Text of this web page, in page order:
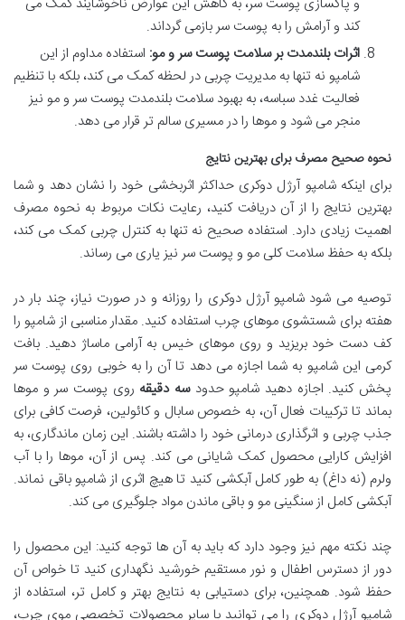
کند و آرامش را به پوست سر بازمی گرداند.
اثرات بلندمدت بر سلامت پوست سر و مو: استفاده مداوم از این
شامپو نه تنها به مدیریت چربی در لحظه کمک می کند، بلکه با تنظیم
فعالیت غدد سباسه، به بهبود سلامت بلندمدت پوست سر و مو نیز
منجر می شود و موها را در مسیری سالم تر قرار می دهد.
نحوه صحیح مصرف برای بهترین نتایج
برای اینکه شامپو آرژل دوکری حداکثر اثربخشی خود را نشان دهد و شما
بهترین نتایج را از آن دریافت کنید، رعایت نکات مربوط به نحوه مصرف
اهمیت زیادی دارد. استفاده صحیح نه تنها به کنترل چربی کمک می کند،
بلکه به حفظ سلامت کلی مو و پوست سر نیز یاری می رساند.
توصیه می شود شامپو آرژل دوکری را روزانه و در صورت نیاز، چند بار در
هفته برای شستشوی موهای چرب استفاده کنید. مقدار مناسبی از شامپو را
کف دست خود بریزید و روی موهای خیس به آرامی ماساژ دهید. بافت
کرمی این شامپو به شما اجازه می دهد تا آن را به خوبی روی پوست سر
پخش کنید. اجازه دهید شامپو حدودسه دقیقه روی پوست سر و موها
بماند تا ترکیبات فعال آن، به خصوص سابال و کائولین، فرصت کافی برای
جذب چربی و اثرگذاری درمانی خود را داشته باشند. این زمان ماندگاری، به
افزایش کارایی محصول کمک شایانی می کند. پس از آن، موها را با آب
ولرم (نه داغ) به طور کامل آبکشی کنید تا هیچ اثری از شامپو باقی نماند.
آبکشی کامل از سنگینی مو و باقی ماندن مواد جلوگیری می کند.
چند نکته مهم نیز وجود دارد که باید به آن ها توجه کنید: این محصول را
دور از دسترس اطفال و نور مستقیم خورشید نگهداری کنید تا خواص آن
حفظ شود. همچنین، برای دستیابی به نتایج بهتر و کامل تر، استفاده از
شامپو آرژل دوکری را می توانید با سایر محصولات تخصصی موی چرب،